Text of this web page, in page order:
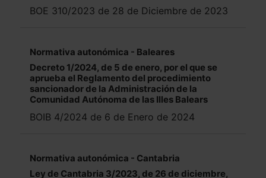
BOE 310/2023 de 28 de Diciembre de 2023
Normativa autonómica - Baleares
Decreto 1/2024, de 5 de enero, por el que se
aprueba el Reglamento del procedimiento
sancionador de la Administración de la
Comunidad Autónoma de las Illes Balears
BOIB 4/2024 de 6 de Enero de 2024
Normativa autonómica - Cantabria
Ley de Cantabria 3/2023, de 26 de diciembre,